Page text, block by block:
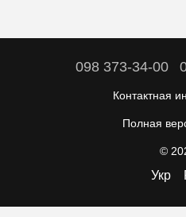
098 373-34-00
Контактная
Полная
©
Укр